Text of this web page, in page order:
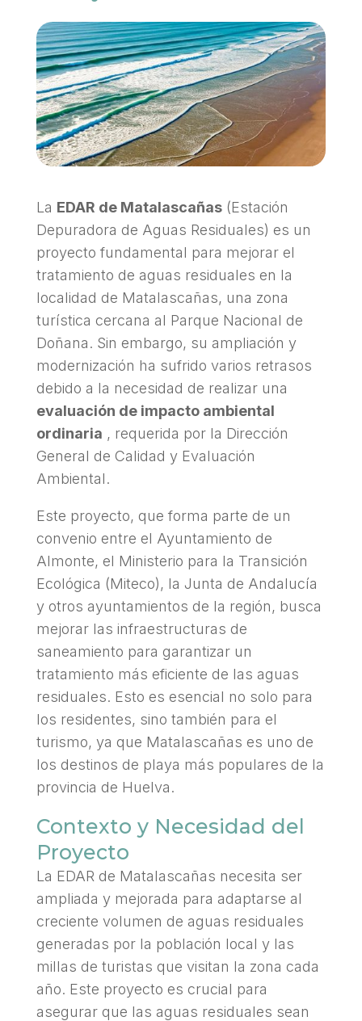
La EDAR de Matalascañas(Estación
Depuradora de Aguas Residuales) es un
proyecto fundamental para mejorar el
tratamiento de aguas residuales en la
localidad de Matalascañas, una zona
turística cercana al Parque Nacional de
Doñana. Sin embargo, su ampliación y
modernización ha sufrido varios retrasos
debido a la necesidad de realizar una
evaluación de impacto ambiental
ordinaria , requerida por la Dirección
General de Calidad y Evaluación
Ambiental.
Este proyecto, que forma parte de un
convenio entre el Ayuntamiento de
Almonte, el Ministerio para la Transición
Ecológica (Miteco), la Junta de Andalucía
y otros ayuntamientos de la región, busca
mejorar las infraestructuras de
saneamiento para garantizar un
tratamiento más eficiente de las aguas
residuales. Esto es esencial no solo para
los residentes, sino también para el
turismo, ya que Matalascañas es uno de
los destinos de playa más populares de la
provincia de Huelva.
Contexto y Necesidad del
Proyecto
La EDAR de Matalascañas necesita ser
ampliada y mejorada para adaptarse al
creciente volumen de aguas residuales
generadas por la población local y las
millas de turistas que visitan la zona cada
año. Este proyecto es crucial para
asegurar que las aguas residuales sean